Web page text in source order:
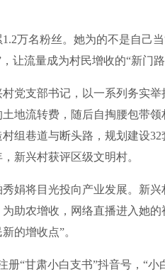
万名粉丝。她为的不是自己当
让流量成为村民增收的“新门路
支部书记，以一系列务实举
地流转费，随后自掏腰包带
组巷道与断头路，规划建设
新兴村获评区级文明村。
将目光投向产业发展。新兴
助农增收，网络直播进入她
的增收点”。
“甘肃小白支书”抖音号，“小